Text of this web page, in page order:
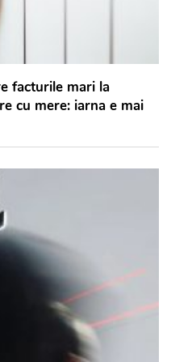
facturile mari la
cu mere: iarna e mai